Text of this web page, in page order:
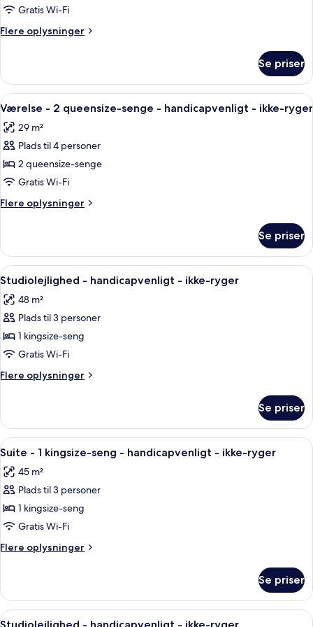
-
1
kingsize-
-
ikke-
ryger
Gratis Wi-Fi
Flere oplysninger
Flere
-
kingsize-
ikke-
Se priser
Indlæs
alle
billeder
af
Værelse
-
2
queensize-
-
handicapvenligt
-
ikke-
ryger
Et hotelværelse med to senge, et
7
Værelse - 2 queensize-senge - handicapvenligt - ikke-ryger
29 m²
Plads til 4 personer
2 queensize-senge
Gratis Wi-Fi
Flere oplysninger
Flere
-
queensize-
handicapvenligt
ikke-
ryger
Se priser
Indlæs
alle
billeder
af
Studiolejlighed
-
handicapvenligt
-
ryger
Et hotelværelse med seng,
6
Studiolejlighed - handicapvenligt - ikke-ryger
48 m²
Plads til 3 personer
1 kingsize-seng
Gratis Wi-Fi
Flere oplysninger
Flere
-
handicapvenligt
-
ryger
Se priser
Indlæs
alle
billeder
af
Suite
-
1
kingsize-
-
handicapvenligt
-
Et hotelværelse med seng,
7
Suite - 1 kingsize-seng - handicapvenligt - ikke-ryger
45 m²
Plads til 3 personer
1 kingsize-seng
Gratis Wi-Fi
Flere oplysninger
Flere
-
kingsize-
Se priser
Indlæs
Et hotelværelse med to senge, et
6